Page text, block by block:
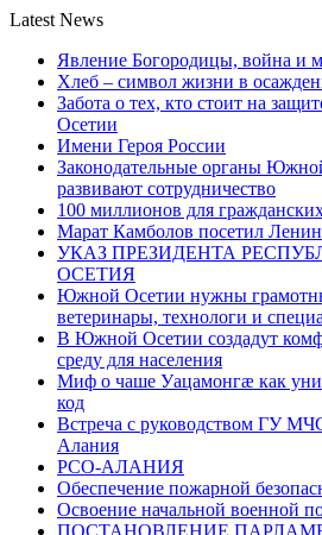
Latest News
Явление Богородицы, война и
Хлеб – символ жизни в
Забота о тех, кто стоит на
Осетии
Имени Героя России
Законодательные органы
развивают сотрудничество
100 миллионов для
Марат Камболов посетил
УКАЗ ПРЕЗИДЕНТА
ОСЕТИЯ
Южной Осетии нужны
ветеринары, технологи и
В Южной Осетии создадут
среду для населения
Миф о чаше Уацамонгæ как
код
Встреча с руководством ГУ
Алания
РСО-АЛАНИЯ
Обеспечение пожарной
Освоение начальной военной
ПОСТАНОВЛЕНИЕ